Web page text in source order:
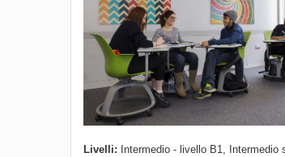
Livelli: Intermedio - livello B1,